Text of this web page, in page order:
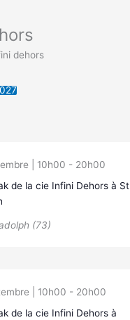
dehors
de la cie Infini Dehors à St
| 10h00 - 20h00
(73)
de la cie Infini Dehors à
| 10h00 - 20h00